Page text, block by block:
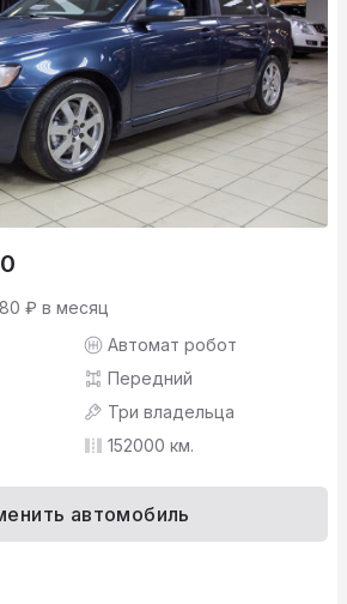
₽ в месяц
Автомат робот
Передний
Три владельца
152000 км.
автомобиль